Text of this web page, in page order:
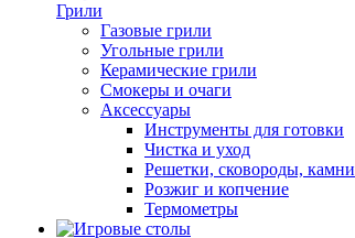
Грили
Газовые грили
Угольные грили
Керамические грили
Смокеры и очаги
Аксессуары
Инструменты для готовки
Чистка и уход
Решетки, сковороды, камни
Розжиг и копчение
Термометры